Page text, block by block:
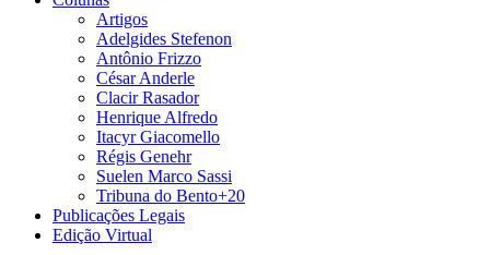
Artigos
Adelgides Stefenon
Antônio Frizzo
César Anderle
Clacir Rasador
Henrique Alfredo
Itacyr Giacomello
Régis Genehr
Suelen Marco Sassi
Tribuna do Bento+20
Publicações Legais
Edição Virtual